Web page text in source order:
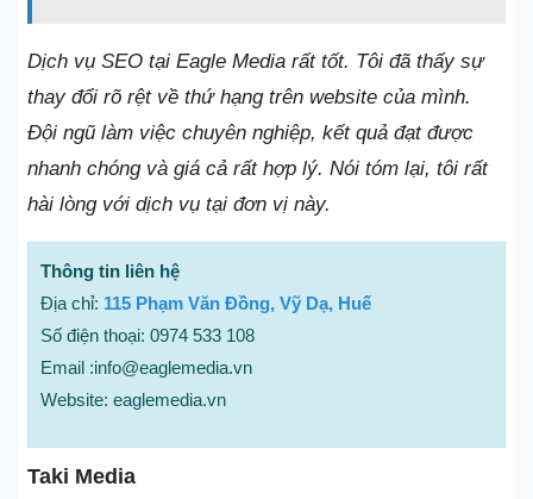
Dịch vụ SEO tại Eagle Media rất tốt. Tôi đã thấy sự
thay đổi rõ rệt về thứ hạng trên website của mình.
Đội ngũ làm việc chuyên nghiệp, kết quả đạt được
nhanh chóng và giá cả rất hợp lý. Nói tóm lại, tôi rất
hài lòng với dịch vụ tại đơn vị này.
Thông tin liên hệ
Địa chỉ: 115 Phạm Văn Đồng, Vỹ Dạ, Huế
Số điện thoại: 0974 533 108
Email :info@eaglemedia.vn
Website: eaglemedia.vn
Taki Media